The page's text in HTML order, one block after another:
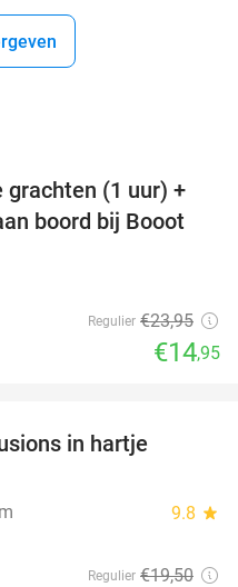
38%
grachten (1 uur) +
boord bij Booot
Regulier €23,95
€14,95
in hartje
9.8 star
Regulier €19,50